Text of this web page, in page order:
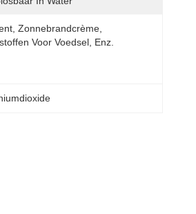
Zonnebrandcrème,
Voor Voedsel, Enz.